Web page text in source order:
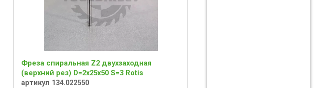
Фреза спиральная Z2 двухзаходная
(верхний рез) D=2x25x50 S=3 Rotis
артикул 134.022550